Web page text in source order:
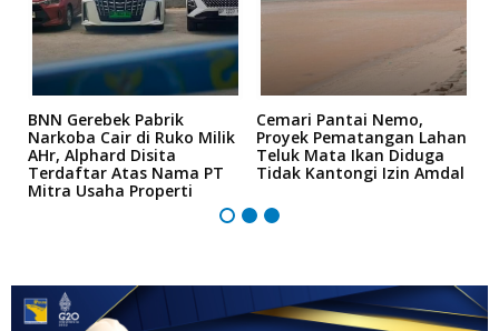
BNN Gerebek Pabrik
Narkoba Cair di Ruko Milik
AHr, Alphard Disita
Terdaftar Atas Nama PT
Mitra Usaha Properti
Cemari Pantai Nemo,
Proyek Pematangan Lahan
Teluk Mata Ikan Diduga
Tidak Kantongi Izin Amdal